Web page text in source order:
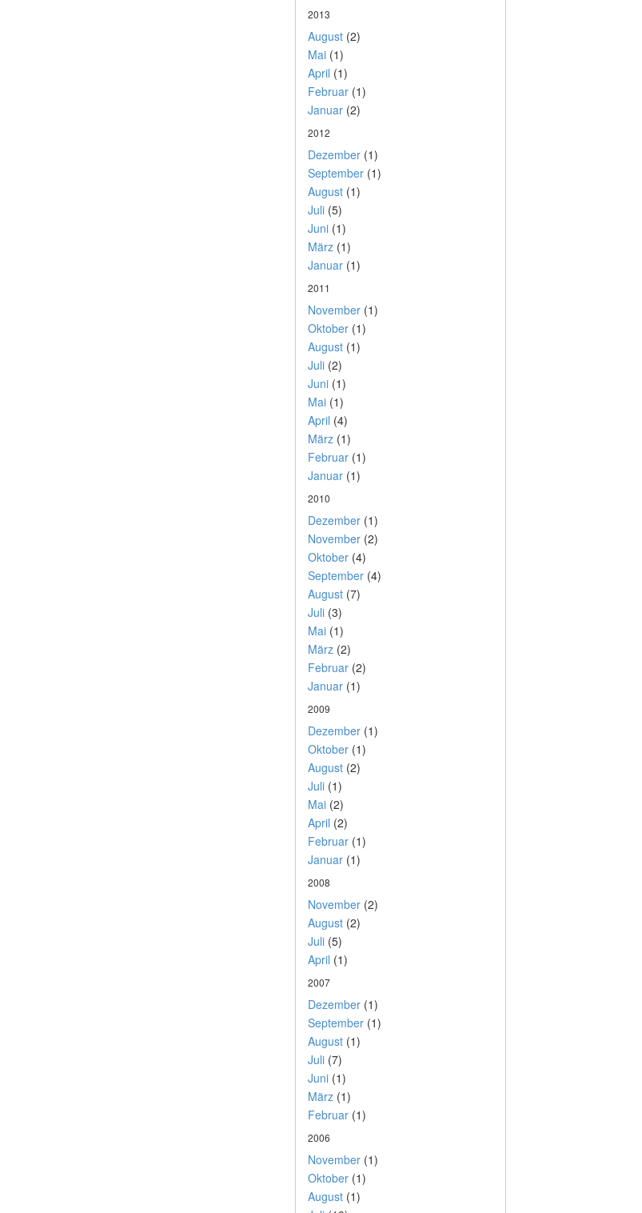
2013
August(2)
Mai(1)
April (1)
Februar(1)
Januar(2)
2012
Dezember(1)
September(1)
August(1)
Juli(5)
Juni(1)
März(1)
Januar(1)
2011
November(1)
Oktober(1)
August(1)
Juli(2)
Juni(1)
Mai(1)
April (4)
März(1)
Februar(1)
Januar(1)
2010
Dezember(1)
November(2)
Oktober(4)
September(4)
August(7)
Juli(3)
Mai(1)
März(2)
Februar(2)
Januar(1)
2009
Dezember(1)
Oktober(1)
August(2)
Juli(1)
Mai(2)
April (2)
Februar(1)
Januar(1)
2008
November(2)
August(2)
Juli(5)
April (1)
2007
Dezember(1)
September(1)
August(1)
Juli(7)
Juni(1)
März(1)
Februar(1)
2006
November(1)
Oktober(1)
August(1)